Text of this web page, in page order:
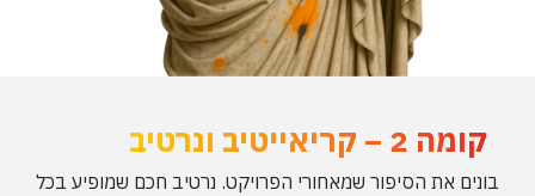
קומה 2 – קריאייטיב ונרטיב
בונים את הסיפור שמאחורי הפרויקט. נרטיב חכם שמופיע בכל